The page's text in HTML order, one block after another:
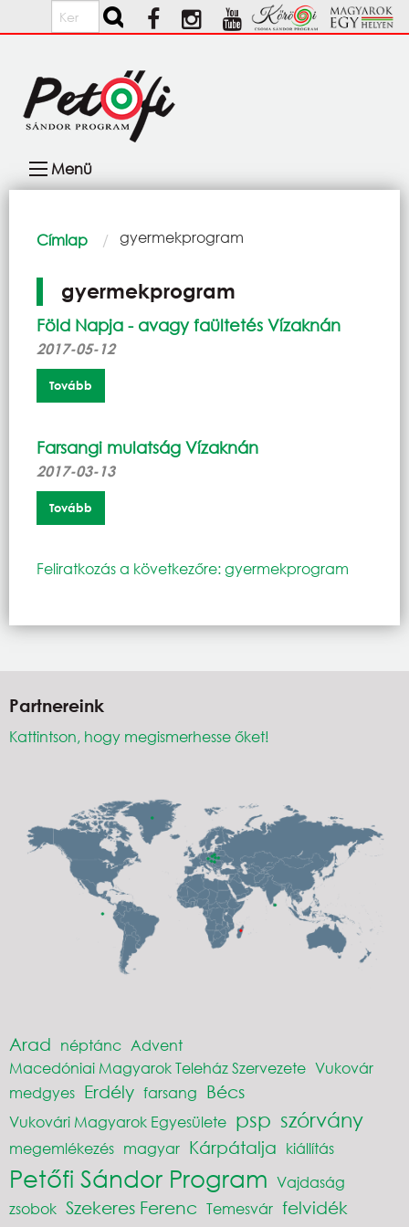
Ugrás a tartalomra
Keresés
navigáció
Menü
Morzsa
Címlap Current:
gyermekprogram
gyermekprogram
Föld Napja - avagy faültetés Vízaknán
2017-05-12
Tovább
Farsangi mulatság Vízaknán
2017-03-13
Tovább
Feliratkozás a következőre: gyermekprogram
Partnereink
Kattintson, hogy megismerhesse őket!
Arad néptánc Advent
Macedóniai Magyarok Teleház Szervezete Vukovár
medgyes Erdély farsang Bécs
Vukovári Magyarok Egyesülete psp szórvány
megemlékezés magyar Kárpátalja kiállítás
Petőfi Sándor Program Vajdaság
zsobok Szekeres Ferenc Temesvár felvidék